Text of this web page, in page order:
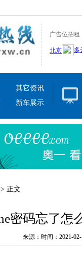
广告位招租
其它资讯
新车展示
> 正文
密码忘了怎
来源：时间：2021-02-